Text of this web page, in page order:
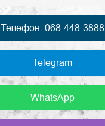
Телефон: 068-448-3888
Telegram
WhatsApp